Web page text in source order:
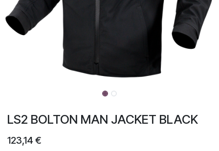
LS2 BOLTON MAN JACKET BLACK
123,14 €